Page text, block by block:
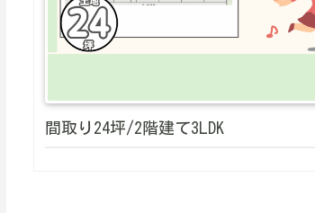
間取り24坪/2階建て3LDK